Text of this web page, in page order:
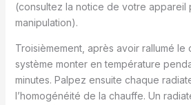
(consultez la notice de votre appareil
manipulation).
Troisièmement, après avoir rallumé le
système monter en température
minutes. Palpez ensuite chaque
l’homogénéité de la chauffe. Un